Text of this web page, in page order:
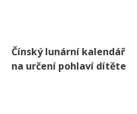
Čínský lunární kalendář
na určení pohlaví dítěte